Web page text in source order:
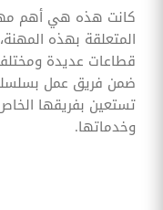
كانت هذه هي أهم
المتعلقة بهذه
قطاعات عديدة
ضمن فريق عمل
تستعين بفريقها
وخدماتها.